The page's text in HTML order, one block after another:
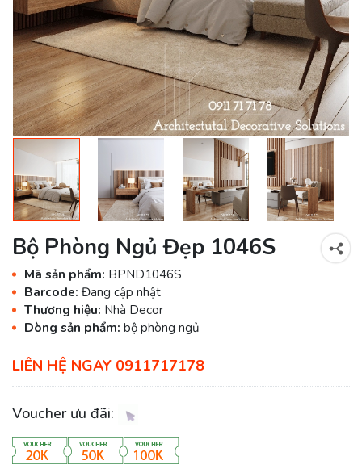
Bộ Phòng Ngủ Đẹp 1046S
Mã sản phẩm: BPND1046S
Barcode: Đang cập nhật
Thương hiệu: Nhà Decor
Dòng sản phẩm: bộ phòng ngủ
LIÊN HỆ NGAY 0911717178
Voucher ưu đãi: